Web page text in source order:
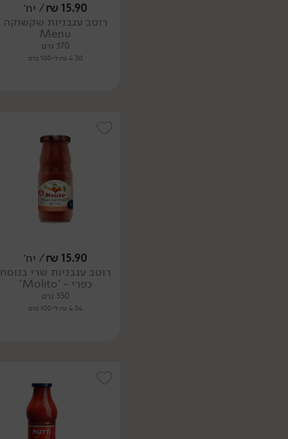
15.90
₪/ יח׳
רוטב עגבניות שקשוקה
Menu
370 גרם
4.30 ₪ ל-100 גרם
15.90
₪/ יח׳
רוטב עגבניות שרי בנוסח
כפרי - 'Molito'
350 גרם
4.54 ₪ ל-100 גרם